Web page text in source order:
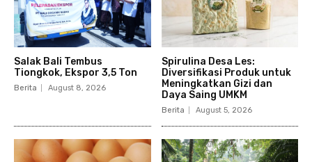
Salak Bali Tembus
Tiongkok, Ekspor 3,5 Ton
Berita August 8, 2026
Spirulina Desa Les:
Diversifikasi Produk untuk
Meningkatkan Gizi dan
Daya Saing UMKM
Berita August 5, 2026